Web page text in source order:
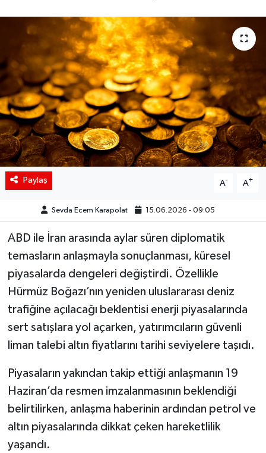
Paylaş A- A+
Sevda Ecem Karapolat 15.06.2026 - 09:05
ABD ile İran arasında aylar süren diplomatik
temasların anlaşmayla sonuçlanması, küresel
piyasalarda dengeleri değiştirdi. Özellikle
Hürmüz Boğazı’nın yeniden uluslararası deniz
trafiğine açılacağı beklentisi enerji piyasalarında
sert satışlara yol açarken, yatırımcıların güvenli
liman talebi altın fiyatlarını tarihi seviyelere taşıdı.
Piyasaların yakından takip ettiği anlaşmanın 19
Haziran’da resmen imzalanmasının beklendiği
belirtilirken, anlaşma haberinin ardından petrol ve
altın piyasalarında dikkat çeken hareketlilik
yaşandı.
Teknoloji
Yaşam